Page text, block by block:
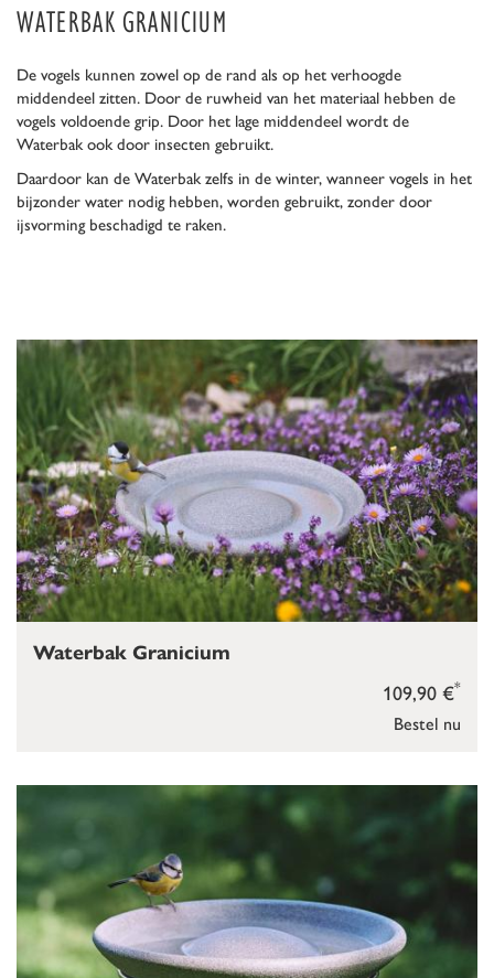
WATERBAK GRANICIUM
De vogels kunnen zowel op de rand als op het verhoogde
middendeel zitten. Door de ruwheid van het materiaal hebben de
vogels voldoende grip. Door het lage middendeel wordt de
Waterbak ook door insecten gebruikt.
Daardoor kan de Waterbak zelfs in de winter, wanneer vogels in het
bijzonder water nodig hebben, worden gebruikt, zonder door
ijsvorming beschadigd te raken.
Bestel nu
109,90 €*
Waterbak Granicium